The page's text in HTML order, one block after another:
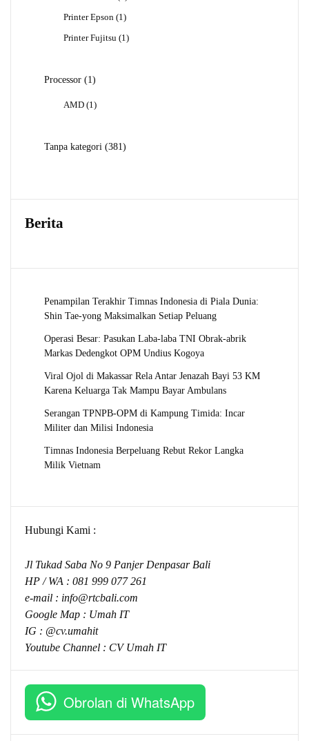
Printer Epson
1 1
Printer Fujitsu
1 1
Processor 11
AMD 1 1
Tanpa kategori 381381
Berita
Penampilan Terakhir Timnas Indonesia di Piala Dunia:
Shin Tae-yong Maksimalkan Setiap Peluang
Operasi Besar: Pasukan Laba-laba TNI Obrak-abrik
Markas Dedengkot OPM Undius Kogoya
Viral Ojol di Makassar Rela Antar Jenazah Bayi 53 KM
Karena Keluarga Tak Mampu Bayar Ambulans
Serangan TPNPB-OPM di Kampung Timida: Incar
Militer dan Milisi Indonesia
Timnas Indonesia Berpeluang Rebut Rekor Langka
Milik Vietnam
Hubungi Kami :
Jl Tukad Saba No 9 Panjer Denpasar Bali
HP / WA : 081 999 077 261
e-mail : info@rtcbali.com
Google Map : Umah IT
IG : @cv.umahit
Youtube Channel : CV Umah IT
Obrolan di WhatsApp